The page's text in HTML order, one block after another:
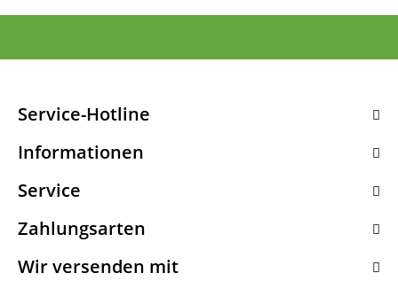
Service-Hotline
Informationen
Service
Zahlungsarten
Wir versenden mit